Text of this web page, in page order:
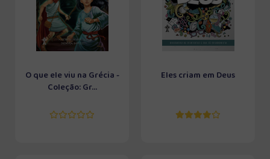
O que ele viu na Grécia -
Coleção: Gr...
Eles criam em Deus